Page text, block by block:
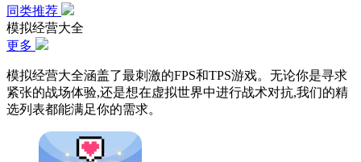
同类推荐
模拟经营大全
更多
模拟经营大全涵盖了最刺激的FPS和TPS游戏。无论你是寻求
紧张的战场体验,还是想在虚拟世界中进行战术对抗,我们的精
选列表都能满足你的需求。